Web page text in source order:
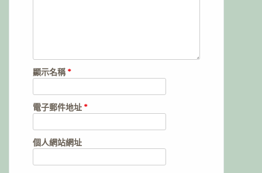
顯示名稱*
電子郵件地址 *
個人網站網址